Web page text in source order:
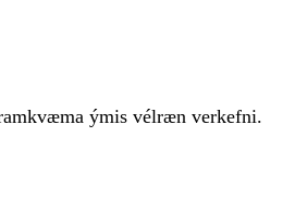
ýmis vélræn verkefni.